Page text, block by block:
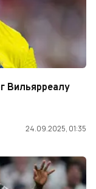
Вильярреалу
24.09.2025, 01:35